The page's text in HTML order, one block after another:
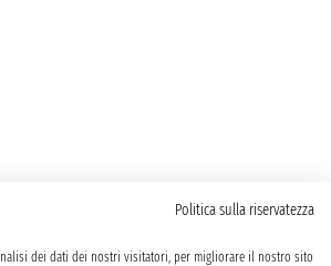
Politica sulla riservatezza
dei dati dei nostri visitatori, per migliorare il nostro sito